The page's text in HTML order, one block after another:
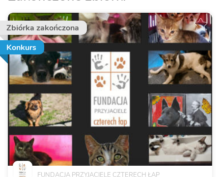
Zbiórka zakończona
Konkurs
FUNDACJA PRZYJACIELE CZTERECH ŁAP